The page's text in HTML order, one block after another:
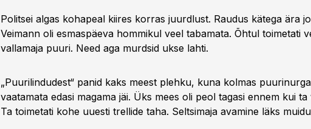
Politsei algas kohapeal kiires korras juurdlust. Raudus kätega ära
Veimann oli esmaspäeva hommikul veel tabamata. Õhtul toimetati
vallamaja puuri. Need aga murdsid ukse lahti.
„Puurilindudest“ panid kaks meest plehku, kuna kolmas
vaatamata edasi magama jäi. Üks mees oli peol tagasi ennem kui ta
Ta toimetati kohe uuesti trellide taha. Seltsimaja avamine läks